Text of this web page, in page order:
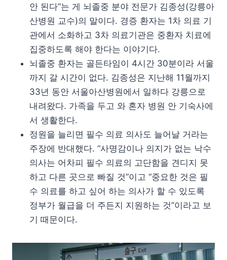
안 된다”는 게 뇌졸중 분야 전문가 김종성(강릉아
산병원 교수)의 말이다. 경증 환자는 1차 의료 기
관에서 소화하고 3차 의료기관은 중환자 치료에
집중하도록 해야 한다는 이야기다.
뇌졸중 환자는 골든타임이 4시간 30분이라 서울
까지 갈 시간이 없다. 김종성은 지난해 11월까지
33년 동안 서울아산병원에서 일하다 강릉으로
내려왔다. 가족을 두고 와 혼자 병원 안 기숙사에
서 생활한다.
정원을 늘리면 필수 의료 의사도 늘어날 거라는
주장에 반대했다. “사명감이나 의지가 없는 낙수
의사는 어차피 필수 의료의 고단함을 견디지 못
하고 다른 곳으로 빠질 것”이고 “중요한 것은 필
수 의료를 하고 싶어 하는 의사가 할 수 있도록
정부가 월급을 더 주든지 지원하는 것”이라고 보
기 때문이다.